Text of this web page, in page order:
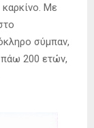
Με
σύμπαν,
πάω 200 ετών,